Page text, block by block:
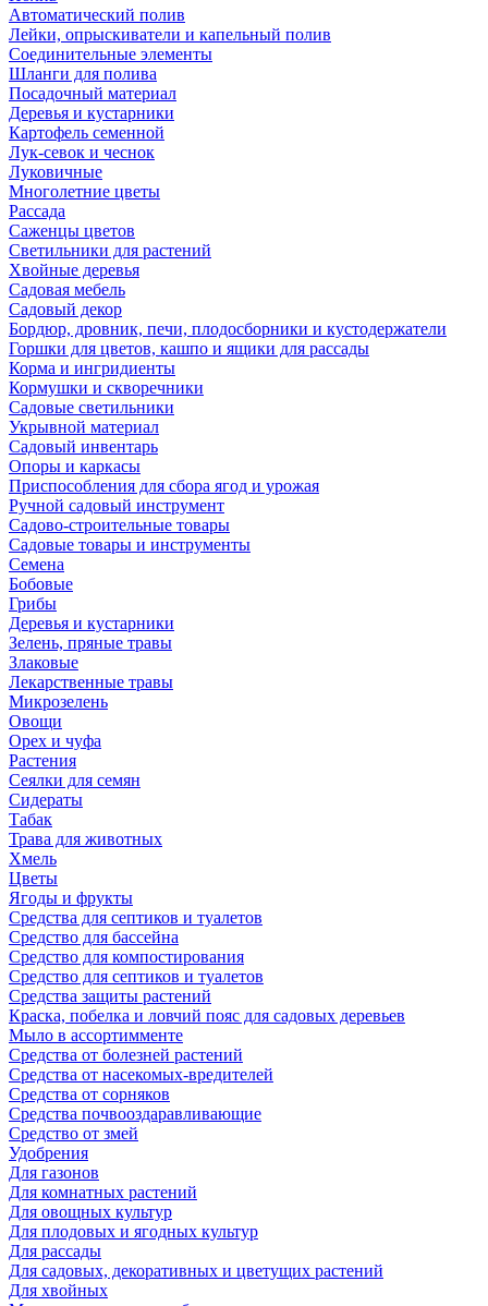
Автоматический полив
Лейки, опрыскиватели и капельный полив
Соединительные элементы
Шланги для полива
Посадочный материал
Деревья и кустарники
Картофель семенной
Лук-севок и чеснок
Луковичные
Многолетние цветы
Рассада
Саженцы цветов
Светильники для растений
Хвойные деревья
Садовая мебель
Садовый декор
Бордюр, дровник, печи, плодосборники и кустодержатели
Горшки для цветов, кашпо и ящики для рассады
Корма и ингридиенты
Кормушки и скворечники
Садовые светильники
Укрывной материал
Садовый инвентарь
Опоры и каркасы
Приспособления для сбора ягод и урожая
Ручной садовый инструмент
Садово-строительные товары
Садовые товары и инструменты
Семена
Бобовые
Грибы
Деревья и кустарники
Зелень, пряные травы
Злаковые
Лекарственные травы
Микрозелень
Овощи
Орех и чуфа
Растения
Сеялки для семян
Сидераты
Табак
Трава для животных
Хмель
Цветы
Ягоды и фрукты
Средства для септиков и туалетов
Средство для бассейна
Средство для компостирования
Средство для септиков и туалетов
Средства защиты растений
Краска, побелка и ловчий пояс для садовых деревьев
Мыло в ассортимменте
Средства от болезней растений
Средства от насекомых-вредителей
Средства от сорняков
Средства почвооздаравливающие
Средство от змей
Удобрения
Для газонов
Для комнатных растений
Для овощных культур
Для плодовых и ягодных культур
Для рассады
Для садовых, декоративных и цветущих растений
Для хвойных